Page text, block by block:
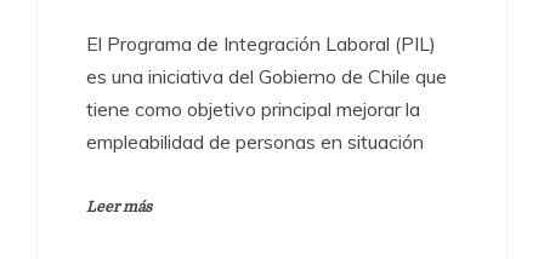
El Programa de Integración Laboral (PIL)
es una iniciativa del Gobierno de Chile que
tiene como objetivo principal mejorar la
empleabilidad de personas en situación
Leer más